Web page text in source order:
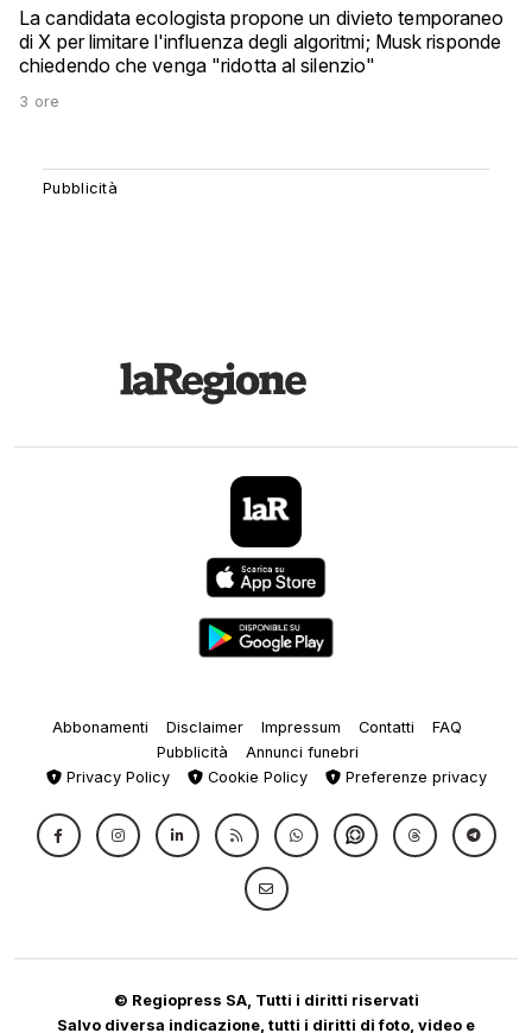
La candidata ecologista propone un divieto temporaneo
di X per limitare l'influenza degli algoritmi; Musk risponde
chiedendo che venga "ridotta al silenzio"
3 ore
Abbonamenti Disclaimer Impressum Contatti
FAQ
Pubblicità
Annunci funebri
Privacy Policy
Cookie Policy Preferenze privacy
© Regiopress SA, Tutti i diritti riservati
Salvo diversa indicazione, tutti i diritti di foto, video e